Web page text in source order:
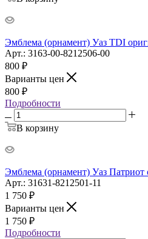
Эмблема (орнамент) Уаз TDI
Арт.: 3163-00-8212506-00
800 ₽
Варианты цен
800 ₽
Подробности
В корзину
Эмблема (орнамент) Уаз
Арт.: 31631-8212501-11
1 750 ₽
Варианты цен
1 750 ₽
Подробности